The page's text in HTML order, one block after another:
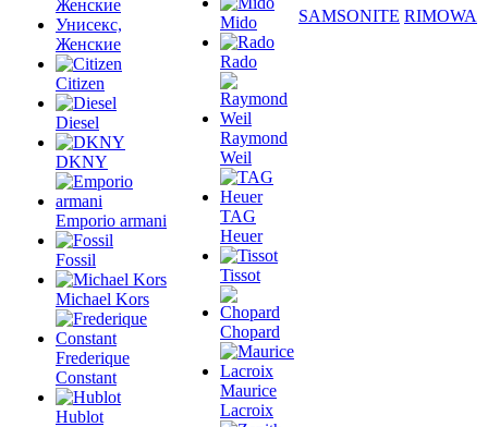
Женские
Унисекс,
Женские
Citizen
Diesel
DKNY
Emporio armani
Fossil
Michael Kors
Frederique
Constant
Hublot
Mido
Rado
Raymond
Weil
TAG
Heuer
Tissot
Chopard
Maurice
Lacroix
SAMSONITE RIMOWA